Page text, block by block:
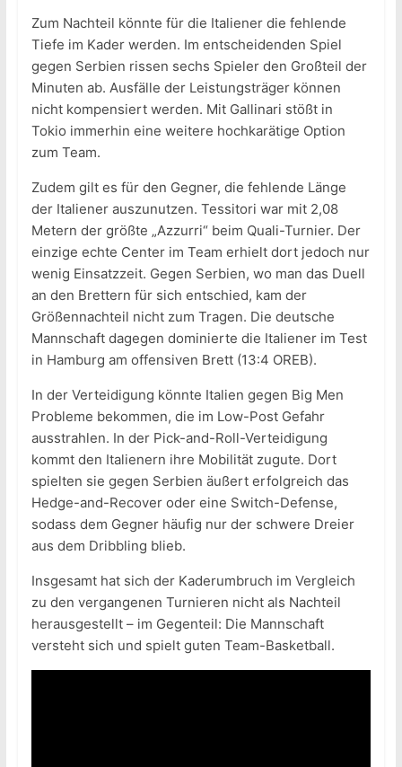
Zum Nachteil könnte für die Italiener die fehlende
Tiefe im Kader werden. Im entscheidenden Spiel
gegen Serbien rissen sechs Spieler den Großteil der
Minuten ab. Ausfälle der Leistungsträger können
nicht kompensiert werden. Mit Gallinari stößt in
Tokio immerhin eine weitere hochkarätige Option
zum Team.
Zudem gilt es für den Gegner, die fehlende Länge
der Italiener auszunutzen. Tessitori war mit 2,08
Metern der größte „Azzurri“ beim Quali-Turnier. Der
einzige echte Center im Team erhielt dort jedoch nur
wenig Einsatzzeit. Gegen Serbien, wo man das Duell
an den Brettern für sich entschied, kam der
Größennachteil nicht zum Tragen. Die deutsche
Mannschaft dagegen dominierte die Italiener im Test
in Hamburg am offensiven Brett (13:4 OREB).
In der Verteidigung könnte Italien gegen Big Men
Probleme bekommen, die im Low-Post Gefahr
ausstrahlen. In der Pick-and-Roll-Verteidigung
kommt den Italienern ihre Mobilität zugute. Dort
spielten sie gegen Serbien äußert erfolgreich das
Hedge-and-Recover oder eine Switch-Defense,
sodass dem Gegner häufig nur der schwere Dreier
aus dem Dribbling blieb.
Insgesamt hat sich der Kaderumbruch im Vergleich
zu den vergangenen Turnieren nicht als Nachteil
herausgestellt – im Gegenteil: Die Mannschaft
versteht sich und spielt guten Team-Basketball.